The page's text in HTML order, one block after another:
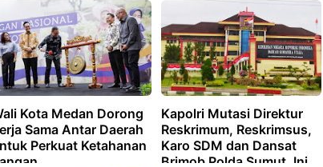
Kota Medan Dorong
Sama Antar Daerah
Perkuat Ketahanan
Kapolri Mutasi Direktur
Reskrimum, Reskrimsus,
Karo SDM dan Dansat
Brimob Polda Sumut, Ini